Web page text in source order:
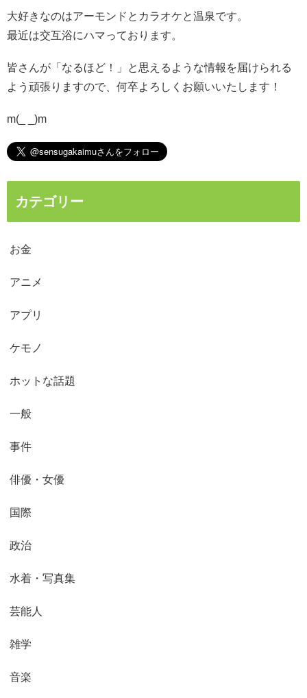
大好きなのはアーモンドとカラオケと温泉です。
最近は交互浴にハマっております。
皆さんが「なるほど！」と思えるような情報を届けられる
よう頑張りますので、何卒よろしくお願いいたします！
m(_ _)m
カテゴリー
お金
アニメ
アプリ
ケモノ
ホットな話題
一般
事件
俳優・女優
国際
政治
水着・写真集
芸能人
雑学
音楽